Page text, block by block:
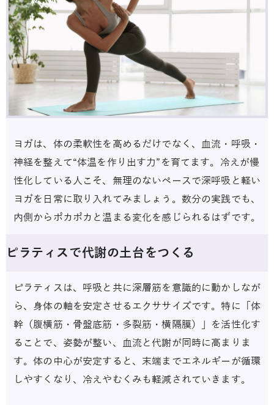
ヨガは、体の柔軟性を高めるだけでなく、血流・呼吸・
神経を整えて“体温を作り出す力”を育てます。冷えが慢
性化している人こそ、無理のないペースで深呼吸と軽い
ヨガを日常に取り入れてみましょう。数分の実践でも、
内側からポカポカと温まる変化を感じられるはずです。
ピラティスで代謝の土台をつくる
ピラティスは、呼吸と共に深層筋を意識的に動かしなが
ら、身体の軸を安定させるエクササイズです。特に「体
幹（腹横筋・骨盤底筋・多裂筋・横隔膜）」を活性化す
ることで、姿勢が整い、血流と代謝が同時に高まりま
す。体の中心が安定すると、末端までエネルギーが循環
しやすくなり、冷えやむくみも軽減されていきます。